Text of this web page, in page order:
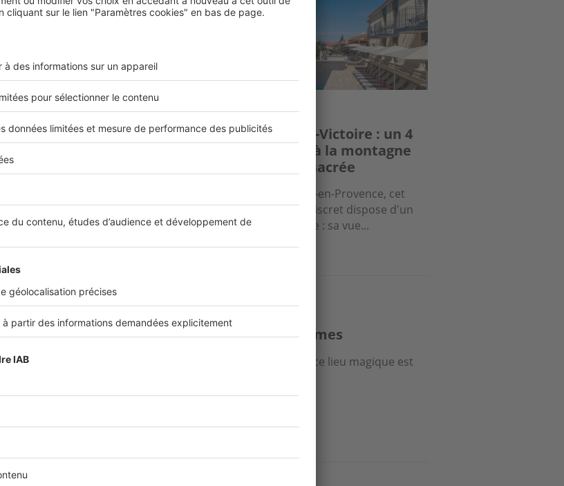
Visite privée
Un appartement de 3 pièces
à Nice
Dans le quartier très recherché de
appartement haut de gamme...
Visite privée
Hôtel Sainte-Victoire : un 4
étoiles face à la montagne
provençale sacrée
Aux portes d’Aix-en-Provence, cet
établissement discret dispose d'un
un atout de taille : sa vue...
Visite privée
Jardins Secrets : le 5 étoiles confidentiel de Nîmes
Caché dans une ruelle proche du centre de la cité gardoise, ce lieu magique est